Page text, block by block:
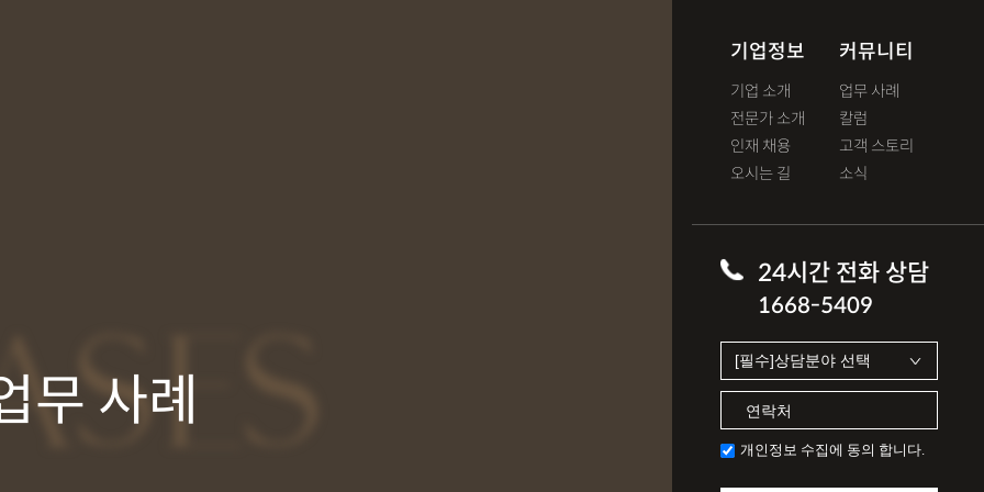
기업정보
기업 소개
전문가 소개
인재 채용
오시는 길
커뮤니티
업무 사례
칼럼
고객 스토리
소식
24시간 전화 상담
1668-5409
개인정보 수집에 동의 합니다.
무 사례